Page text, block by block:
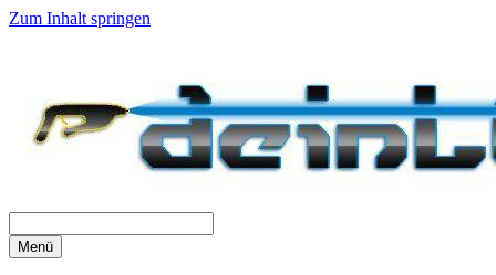
Zum Inhalt springen
Menü